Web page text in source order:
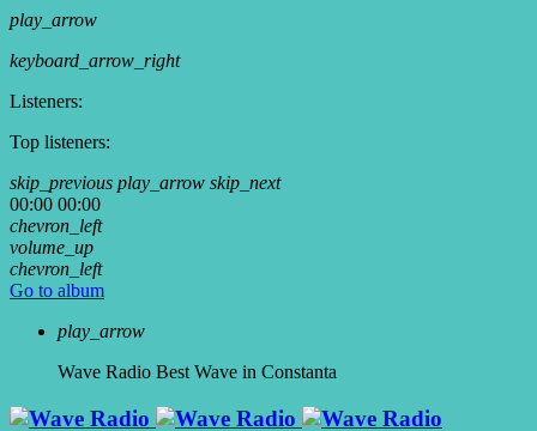
play_arrow
keyboard_arrow_right
Listeners:
Top listeners:
skip_previous play_arrow skip_next
00:00 00:00
chevron_left
volume_up
chevron_left
Go to album
play_arrow
Wave Radio Best Wave in Constanta